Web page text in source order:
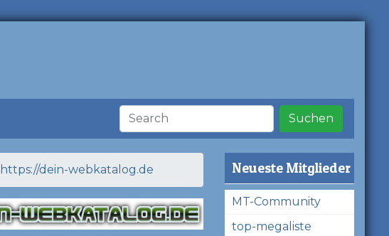
Suchen
https://dein-webkatalog.de Neueste Mitglieder
MT-Community
top-megaliste